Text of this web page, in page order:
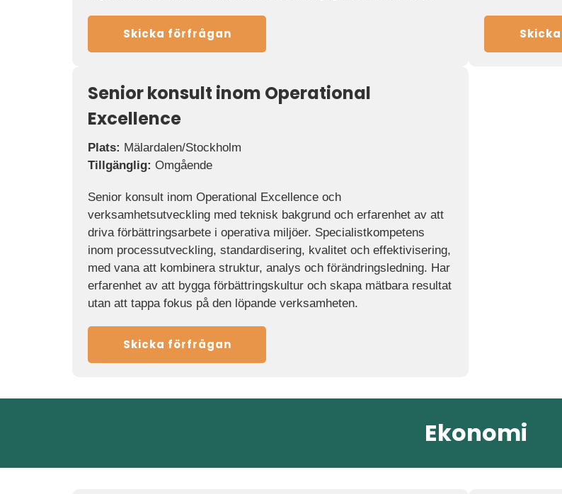
Skicka förfrågan
Senior konsult inom Operational
Excellence
Plats: Mälardalen/Stockholm
Tillgänglig: Omgående
Senior konsult inom Operational Excellence och
verksamhetsutveckling med teknisk bakgrund och erfarenhet av att
driva förbättringsarbete i operativa miljöer. Specialistkompetens
inom processutveckling, standardisering, kvalitet och effektivisering,
med vana att kombinera struktur, analys och förändringsledning. Har
erfarenhet av att bygga förbättringskultur och skapa mätbara resultat
utan att tappa fokus på den löpande verksamheten.
Skicka förfrågan
Ekonomi